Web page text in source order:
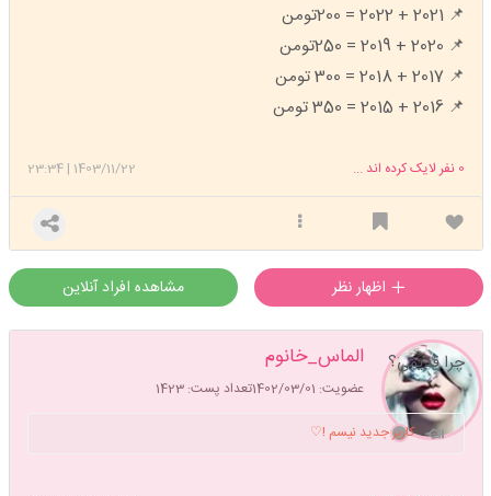
📌 2021 + 2022 = 200تومن
📌 2020 + 2019 = 250تومن
📌 2017 + 2018 = 300 تومن
📌 2016 + 2015 = 350 تومن
1403/11/22
|
23:34 0 نفر لایک کرده اند ...
مشاهده افراد آنلاین
الماس_خانوم
عضویت: 1402/03/01 تعداد پست: 1423
چرا قدیمی؟
کاربر جدید نیسم !♡